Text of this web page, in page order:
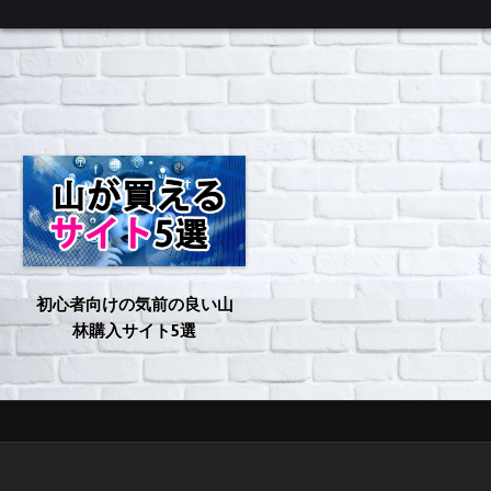
くろチャンネル
初心者向けの気前の良い山
林購入サイト5選